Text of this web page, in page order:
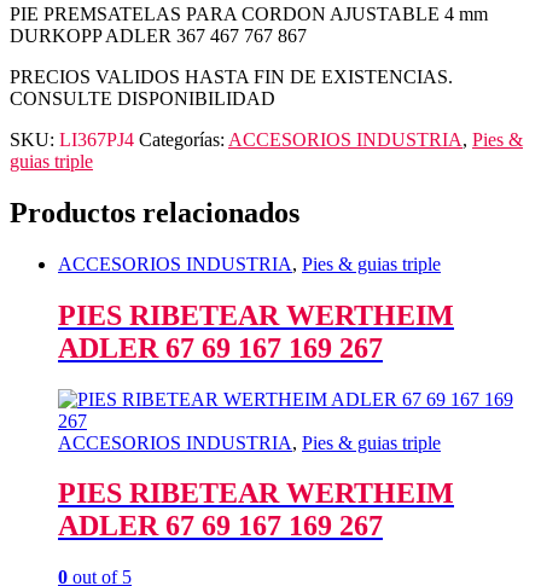
PIE PREMSATELAS PARA CORDON AJUSTABLE 4 mm
DURKOPP ADLER 367 467 767 867
PRECIOS VALIDOS HASTA FIN DE EXISTENCIAS.
CONSULTE DISPONIBILIDAD
SKU: LI367PJ4 Categorías: ACCESORIOS INDUSTRIA, Pies &
guias triple
Productos relacionados
ACCESORIOS INDUSTRIA, Pies & guias triple
PIES RIBETEAR WERTHEIM
ADLER 67 69 167 169 267
ACCESORIOS INDUSTRIA, Pies & guias triple
PIES RIBETEAR WERTHEIM
ADLER 67 69 167 169 267
0 out of 5